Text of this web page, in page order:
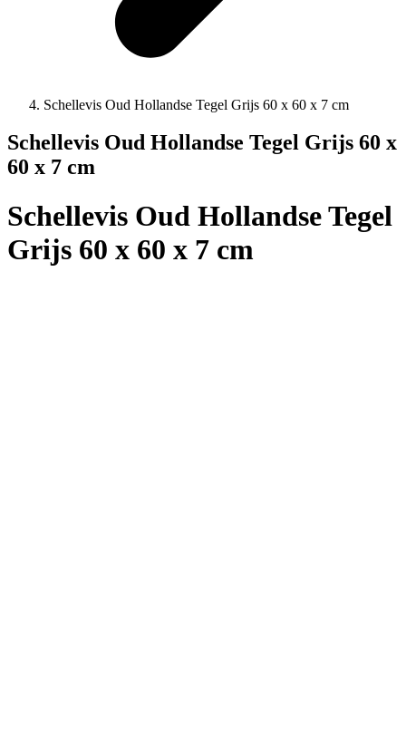
Schellevis Oud Hollandse Tegel Grijs 60 x 60 x 7 cm
Schellevis Oud Hollandse Tegel Grijs 60 x
60 x 7 cm
Schellevis Oud Hollandse Tegel
Grijs 60 x 60 x 7 cm